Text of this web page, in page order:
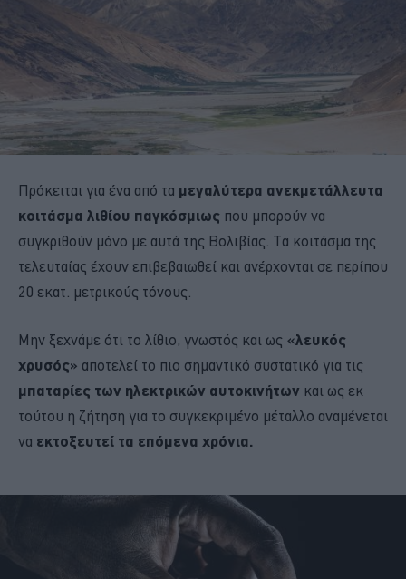
Πρόκειται για ένα από τα μεγαλύτερα ανεκμετάλλευτα
κοιτάσμα λιθίου παγκόσμιως που μπορούν να
συγκριθούν μόνο με αυτά της Βολιβίας. Τα κοιτάσμα της
τελευταίας έχουν επιβεβαιωθεί και ανέρχονται σε περίπου
20 εκατ. μετρικούς τόνους.
Μην ξεχνάμε ότι το λίθιο, γνωστός και ως «λευκός
χρυσός» αποτελεί το πιο σημαντικό συστατικό για τις
μπαταρίες των ηλεκτρικών αυτοκινήτων και ως εκ
τούτου η ζήτηση για το συγκεκριμένο μέταλλο αναμένεται
να εκτοξευτεί τα επόμενα χρόνια.